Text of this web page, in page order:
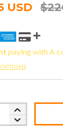
USD
paying with A